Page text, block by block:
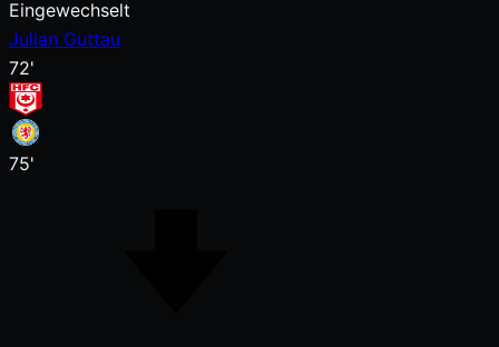
Eingewechselt
Julian Guttau
72'
75'